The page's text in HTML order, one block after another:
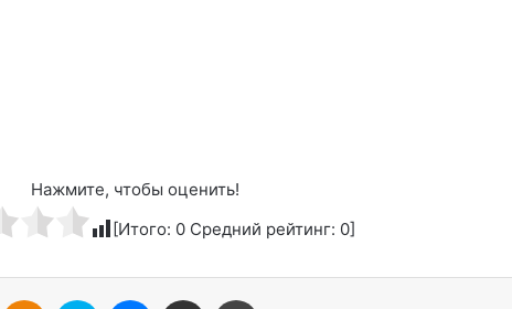
Нажмите, чтобы оценить!
[Итого: 0 Средний рейтинг: 0]
ВконтактеОдноклассники
Skype MessengerПоделиться через электронную почту